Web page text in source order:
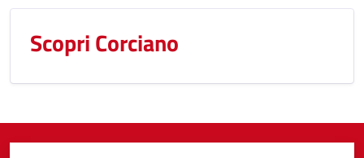
Scopri Corciano